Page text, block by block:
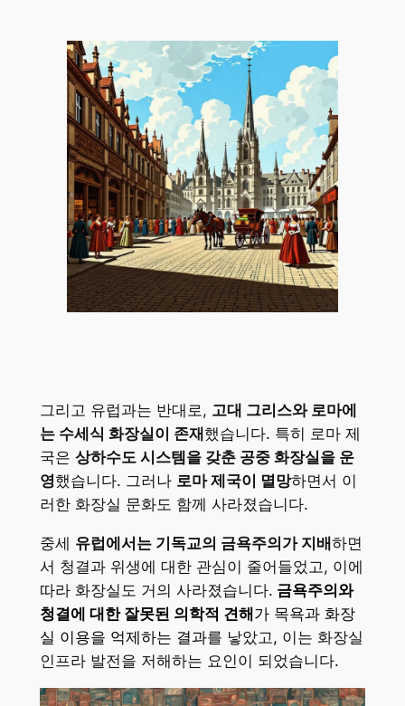
그리고 유럽과는 반대로, 고대 그리스와 로마에
는 수세식 화장실이 존재했습니다. 특히 로마 제
국은 상하수도 시스템을 갖춘 공중 화장실을 운
영했습니다. 그러나 로마 제국이 멸망하면서 이
러한 화장실 문화도 함께 사라졌습니다.
중세 유럽에서는 기독교의 금욕주의가 지배하면
서 청결과 위생에 대한 관심이 줄어들었고, 이에
따라 화장실도 거의 사라졌습니다. 금욕주의와
청결에 대한 잘못된 의학적 견해가 목욕과 화장
실 이용을 억제하는 결과를 낳았고, 이는 화장실
인프라 발전을 저해하는 요인이 되었습니다.